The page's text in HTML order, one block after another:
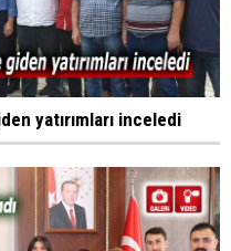
yatırımları inceledi